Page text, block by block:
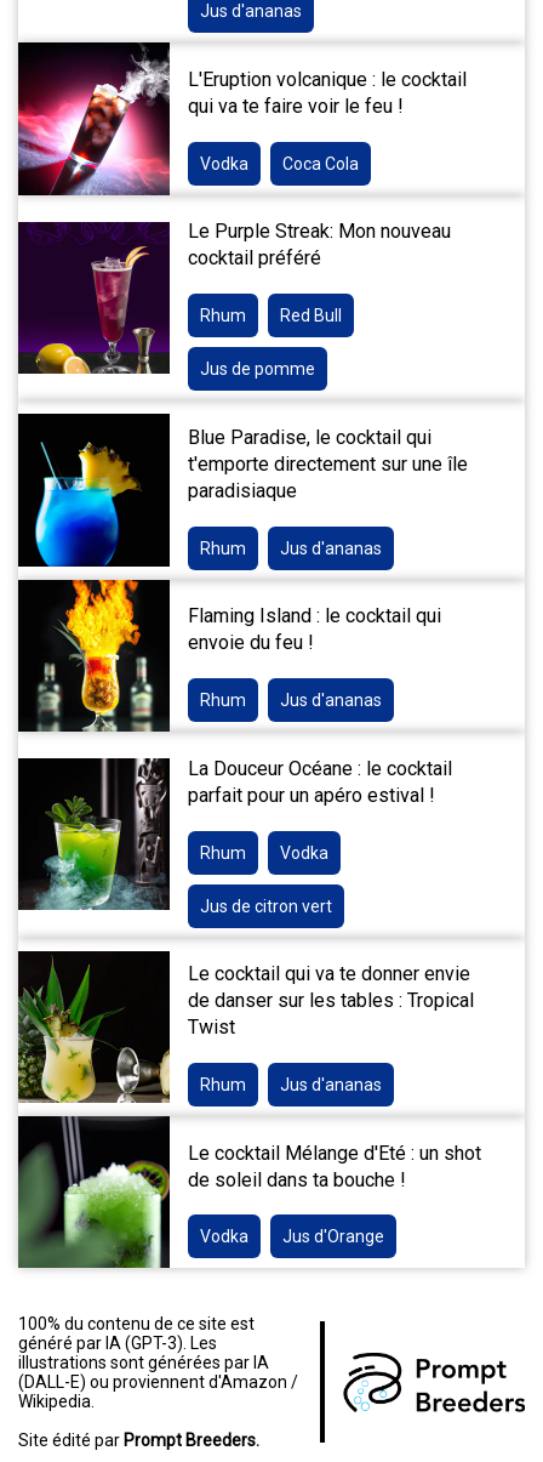
Jus d'ananas
L'Eruption volcanique : le cocktail
qui va te faire voir le feu !
Vodka Coca Cola
Le Purple Streak: Mon nouveau
cocktail préféré
Rhum Red Bull
Jus de pomme
Blue Paradise, le cocktail qui
t'emporte directement sur une île
paradisiaque
Rhum Jus d'ananas
Flaming Island : le cocktail qui
envoie du feu !
Rhum Jus d'ananas
La Douceur Océane : le cocktail
parfait pour un apéro estival !
Rhum Vodka
Jus de citron vert
Le cocktail qui va te donner envie
de danser sur les tables : Tropical
Twist
Rhum Jus d'ananas
Le cocktail Mélange d'Eté : un shot
de soleil dans ta bouche !
Vodka Jus d'Orange
100% du contenu de ce site est
généré par IA (GPT-3). Les
illustrations sont générées par IA
(DALL-E) ou proviennent d'Amazon /
Wikipedia.
Site édité par Prompt Breeders.